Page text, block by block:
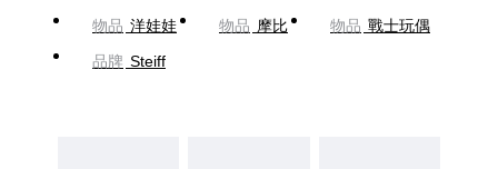
物品 洋娃娃 物品 摩比 物品 戰士玩偶
品牌 Steiff